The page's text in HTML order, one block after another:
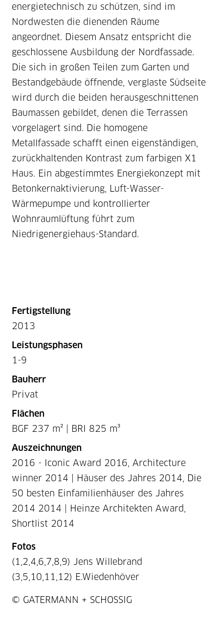
energietechnisch zu schützen, sind im
Nordwesten die dienenden Räume
angeordnet. Diesem Ansatz entspricht die
geschlossene Ausbildung der Nordfassade.
Die sich in großen Teilen zum Garten und
Bestandgebäude öffnende, verglaste Südseite
wird durch die beiden herausgeschnittenen
Baumassen gebildet, denen die Terrassen
vorgelagert sind. Die homogene
Metallfassade schafft einen eigenständigen,
zurückhaltenden Kontrast zum farbigen X1
Haus. Ein abgestimmtes Energiekonzept mit
Betonkernaktivierung, Luft-Wasser-
Wärmepumpe und kontrollierter
Wohnraumlüftung führt zum
Niedrigenergiehaus-Standard.
Fertigstellung
2013
Leistungsphasen
1-9
Bauherr
Privat
Flächen
BGF 237 m² | BRI 825 m³
Auszeichnungen
2016 - Iconic Award 2016, Architecture
winner 2014 | Häuser des Jahres 2014, Die
50 besten Einfamilienhäuser des Jahres
2014 2014 | Heinze Architekten Award,
Shortlist 2014
Fotos
(1,2,4,6,7,8,9) Jens Willebrand
(3,5,10,11,12) E.Wiedenhöver
Projektnummer / Copyright
© GATERMANN + SCHOSSIG